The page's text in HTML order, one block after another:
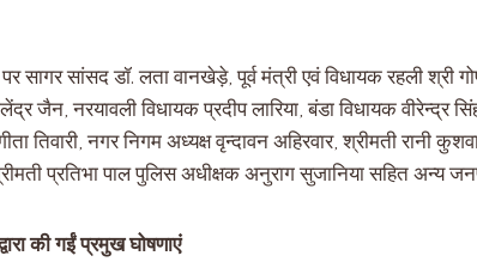
सागर सांसद डॉ. लता वानखेड़े, पूर्व मंत्री एवं विधायक रहली श्री
जैन, नरयावली विधायक प्रदीप लारिया, बंडा विधायक वीरेन्द्र
तिवारी, नगर निगम अध्यक्ष वृन्दावन अहिरवार, श्रीमती रानी
प्रतिभा पाल पुलिस अधीक्षक अनुराग सुजानिया सहित अन्य
की गईं प्रमुख घोषणाएं